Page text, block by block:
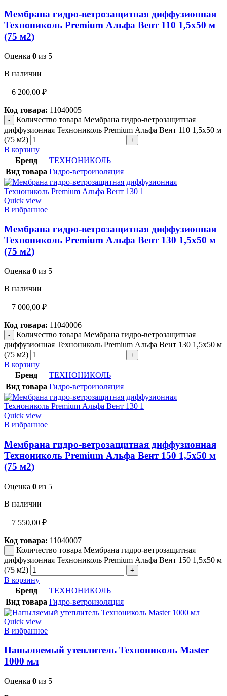
Мембрана гидро-ветрозащитная диффузионная
Технониколь Premium Альфа Вент 110 1,5х50 м
(75 м2)
Оценка 0 из 5
В наличии
6 200,00 ₽
Код товара: 11040005
Количество товара Мембрана гидро-ветрозащитная
диффузионная Технониколь Premium Альфа Вент 110 1,5х50 м
(75 м2)
В корзину
Бренд
ТЕХНОНИКОЛЬ
Вид товара Гидро-ветроизоляция
Quick view
В избранное
Мембрана гидро-ветрозащитная диффузионная
Технониколь Premium Альфа Вент 130 1,5х50 м
(75 м2)
Оценка 0 из 5
В наличии
7 000,00 ₽
Код товара: 11040006
Количество товара Мембрана гидро-ветрозащитная
диффузионная Технониколь Premium Альфа Вент 130 1,5х50 м
(75 м2)
В корзину
Бренд
ТЕХНОНИКОЛЬ
Вид товара Гидро-ветроизоляция
Quick view
В избранное
Мембрана гидро-ветрозащитная диффузионная
Технониколь Premium Альфа Вент 150 1,5х50 м
(75 м2)
Оценка 0 из 5
В наличии
7 550,00 ₽
Код товара: 11040007
Количество товара Мембрана гидро-ветрозащитная
диффузионная Технониколь Premium Альфа Вент 150 1,5х50 м
(75 м2)
В корзину
Бренд
ТЕХНОНИКОЛЬ
Вид товара Гидро-ветроизоляция
Quick view
В избранное
Напыляемый утеплитель Технониколь Master
1000 мл
Оценка 0 из 5